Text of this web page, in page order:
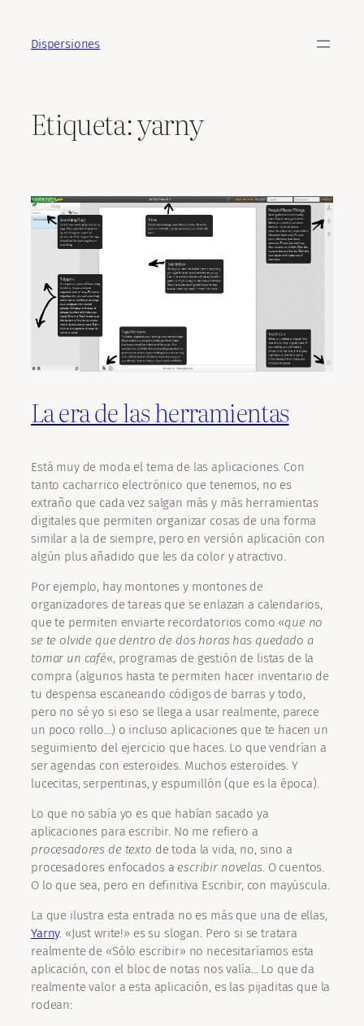
contenido
Dispersiones
Etiqueta:yarny
La era de las herramientas
Está muy de moda el tema de las aplicaciones. Con
tanto cacharrico electrónico que tenemos, no es
extraño que cada vez salgan más y más herramientas
digitales que permiten organizar cosas de una forma
similar a la de siempre, pero en versión aplicación con
algún plus añadido que les da color y atractivo.
Por ejemplo, hay montones y montones de
organizadores de tareas que se enlazan a calendarios,
que te permiten enviarte recordatorios como «que no
se te olvide que dentro de dos horas has quedado a
tomar un café«, programas de gestión de listas de la
compra (algunos hasta te permiten hacer inventario de
tu despensa escaneando códigos de barras y todo,
pero no sé yo si eso se llega a usar realmente, parece
un poco rollo…) o incluso aplicaciones que te hacen un
seguimiento del ejercicio que haces. Lo que vendrían a
ser agendas con esteroides. Muchos esteroides. Y
lucecitas, serpentinas, y espumillón (que es la época).
Lo que no sabía yo es que habían sacado ya
aplicaciones para escribir. No me refiero a
procesadores de texto de toda la vida, no, sino a
procesadores enfocados a escribir novelas. O cuentos.
O lo que sea, pero en definitiva Escribir, con mayúscula.
La que ilustra esta entrada no es más que una de ellas,
Yarny. «Just write!» es su slogan. Pero si se tratara
realmente de «Sólo escribir» no necesitaríamos esta
aplicación, con el bloc de notas nos valía… Lo que da
realmente valor a esta aplicación, es las pijaditas que la
rodean: